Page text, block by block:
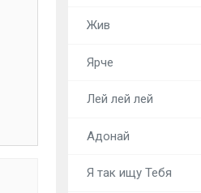
Жив
Ярче
Лей лей лей
Адонай
Я так ищу Тебя